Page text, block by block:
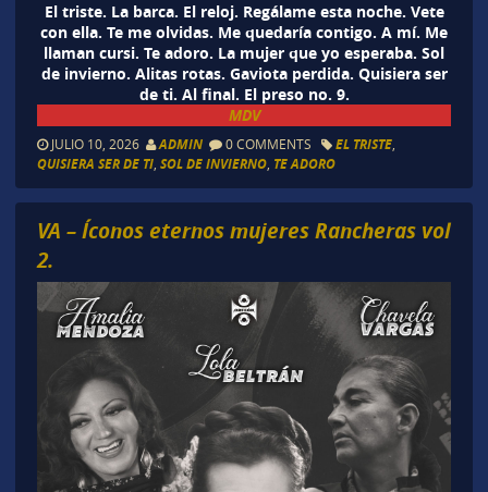
El triste. La barca. El reloj. Regálame esta noche. Vete
con ella. Te me olvidas. Me quedaría contigo. A mí. Me
llaman cursi. Te adoro. La mujer que yo esperaba. Sol
de invierno. Alitas rotas. Gaviota perdida. Quisiera ser
de ti. Al final. El preso no. 9.
MDV
JULIO 10, 2026 ADMIN 0 COMMENTS EL TRISTE,
QUISIERA SER DE TI, SOL DE INVIERNO, TE ADORO
VA – Íconos eternos mujeres Rancheras vol
2.